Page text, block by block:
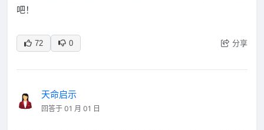
吧！
72 0 分享
天命启示
回答于 01 月 01 日